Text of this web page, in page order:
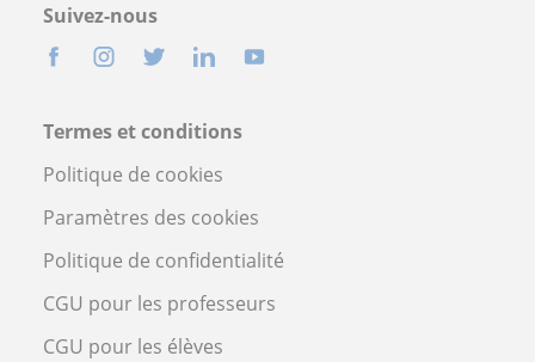
Suivez-nous
Termes et conditions
Politique de cookies
Paramètres des cookies
Politique de confidentialité
CGU pour les professeurs
CGU pour les élèves